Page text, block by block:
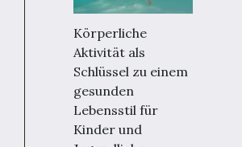
Körperliche
Aktivität als
Schlüssel zu einem
gesunden
Lebensstil für
Kinder und